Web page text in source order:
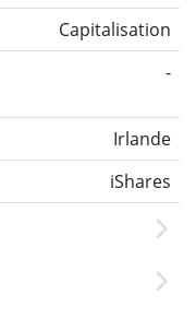
Capitalisation
-
Irlande
iShares